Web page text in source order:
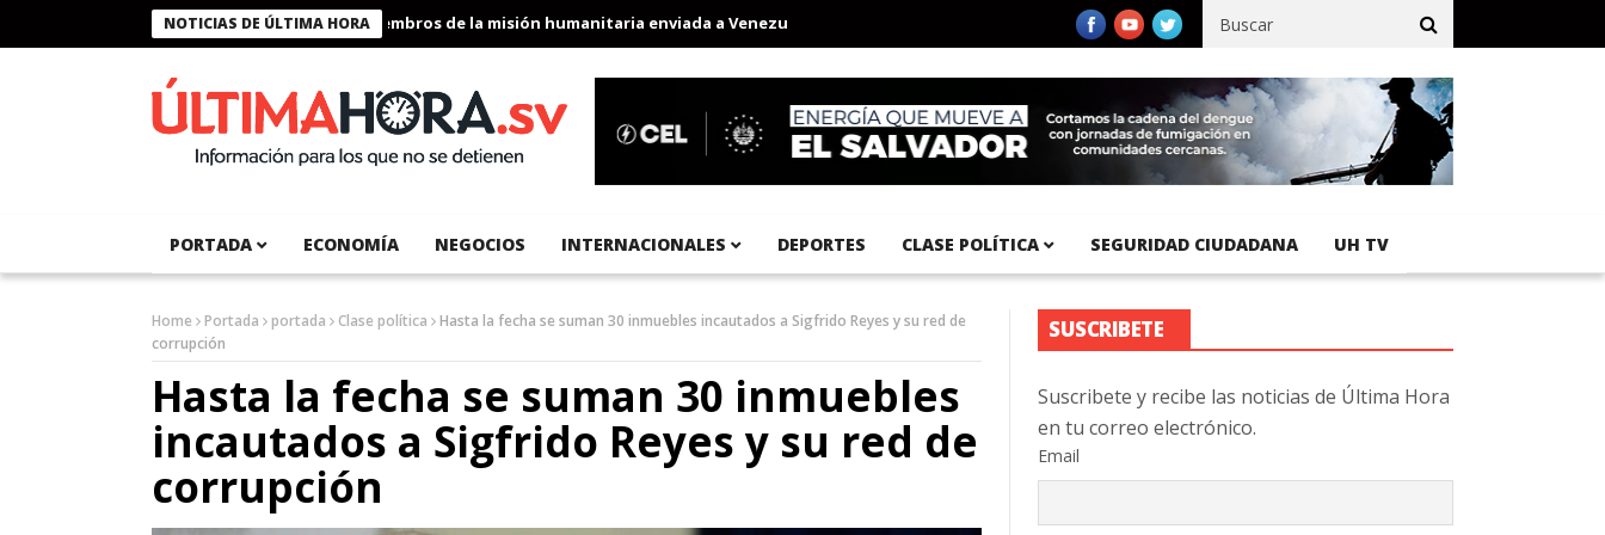
NOTICIAS DE ÚLTIMA HORA
Presidente Bukele condecora a miembros de la misión humanitaria enviada a Venezuela Aeropuerto Internacional del Pacífico registra 92 % de avance en obras de terracería
PORTADA ECONOMÍA NEGOCIOS INTERNACIONALES DEPORTES CLASE POLÍTICA SEGURIDAD CIUDADANA UH TV
Home Portada portada Clase política
Hasta la fecha se suman 30 inmuebles incautados a Sigfrido Reyes y su red de
corrupción
Hasta la fecha se suman 30 inmuebles
incautados a Sigfrido Reyes y su red de
corrupción
SUSCRIBETE
Suscribete y recibe las noticias de Última Hora
en tu correo electrónico.
Email